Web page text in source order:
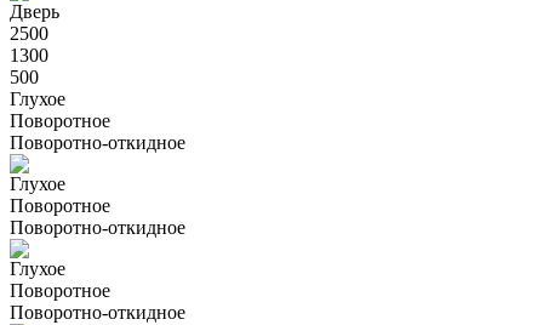
Дверь
2500
1300
500
Глухое
Поворотное
Поворотно-откидное
Глухое
Поворотное
Поворотно-откидное
Глухое
Поворотное
Поворотно-откидное